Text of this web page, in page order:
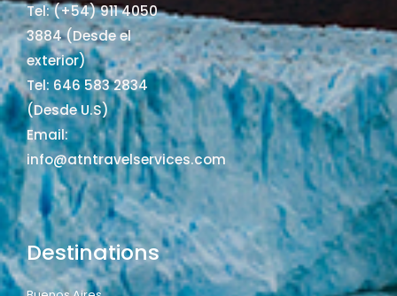
Tel: (+54) 911 4050
3884 (Desde el
exterior)
Tel: 646 583 2834
(Desde U.S)
Email:
info@atntravelservices.com
Destinations